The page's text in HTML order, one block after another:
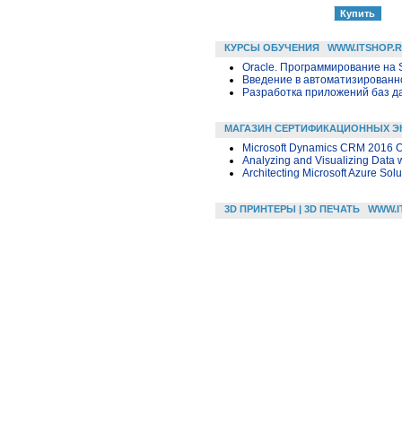
КУРСЫ ОБУЧЕНИЯ
Oracle. Программирование на
Введение в
Разработка приложений баз
МАГАЗИН СЕРТИФИКАЦИОННЫХ
Microsoft Dynamics CRM 2016
Analyzing and Visualizing Data
Architecting Microsoft Azure
3D ПРИНТЕРЫ | 3D ПЕЧАТЬ